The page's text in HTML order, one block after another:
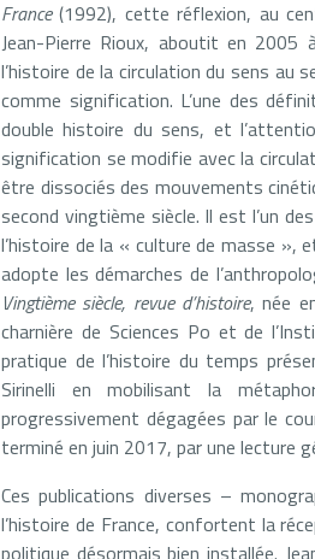
France(1992), cette réflexion, au
Jean-Pierre Rioux, aboutit en 2005
l’histoire de la circulation du sens
comme signification. L’une des
double histoire du sens, et
signification se modifie avec la
être dissociés des mouvements
second vingtième siècle. Il est l’un
l’histoire de la « culture de masse »,
adopte les démarches de
Vingtième siècle, revue d’histoire, née
charnière de Sciences Po et de
pratique de l’histoire du temps
Sirinelli en mobilisant la
progressivement dégagées par le
terminé en juin 2017, par une lecture
Ces publications diverses –
l’histoire de France, confortent la